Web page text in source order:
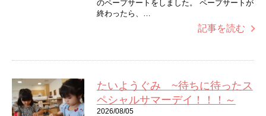
のペープサートをしました。 ペープサートが
終わったら、…
記事を読む
たいようぐみ ~待ちに待ったス
ペシャルサマーデイ！！！～
2026/08/05